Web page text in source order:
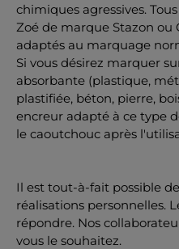
chimiques agressives.
Zoé de marque Stazon ou
adaptés au marquage
Si vous désirez marquer
absorbante (plastique,
plastifiée, béton, pierre,
encreur adapté à ce type
le caoutchouc après
Il est tout-à-fait possible
réalisations personnelles.
répondre. Nos
vous le souhaitez.